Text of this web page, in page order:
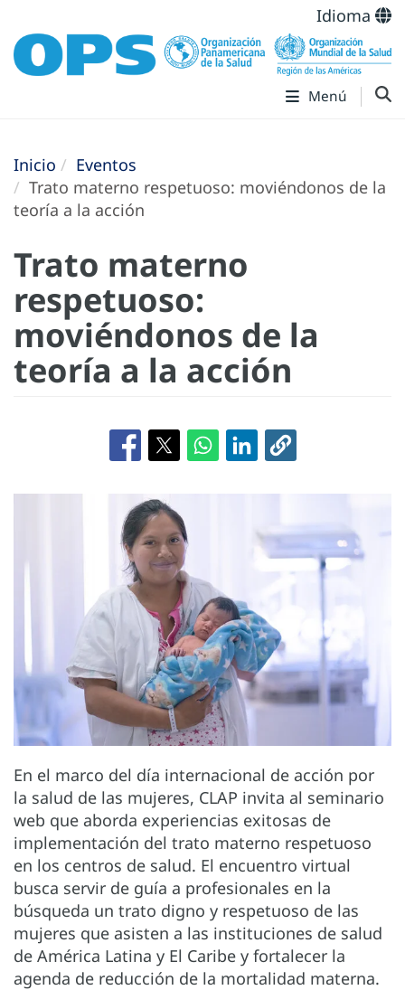
Idioma
Menú
Inicio
Eventos
Trato materno respetuoso: moviéndonos de la
teoría a la acción
Trato materno
respetuoso:
moviéndonos de la
teoría a la acción
En el marco del día internacional de acción por
la salud de las mujeres, CLAP invita al seminario
web que aborda experiencias exitosas de
implementación del trato materno respetuoso
en los centros de salud. El encuentro virtual
busca servir de guía a profesionales en la
búsqueda un trato digno y respetuoso de las
mujeres que asisten a las instituciones de salud
de América Latina y El Caribe y fortalecer la
agenda de reducción de la mortalidad materna.